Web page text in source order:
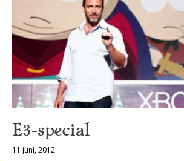
E3-special
11 juni, 2012